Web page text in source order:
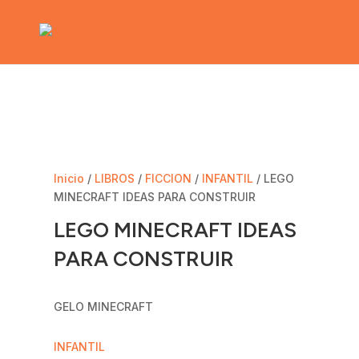
Inicio / LIBROS / FICCION / INFANTIL / LEGO
MINECRAFT IDEAS PARA CONSTRUIR
LEGO MINECRAFT IDEAS
PARA CONSTRUIR
GELO MINECRAFT
INFANTIL